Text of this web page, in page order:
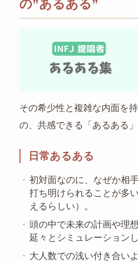
の”あるある”
その希少性と複雑な内面を
の、共感できる「あるある」
日常あるある
・ 初対面なのに、なぜか相
打ち明けられることが多
えるらしい）。
・ 頭の中で未来の計画や理
延々とシミュレーションし
・ 大人数での浅い付き合い